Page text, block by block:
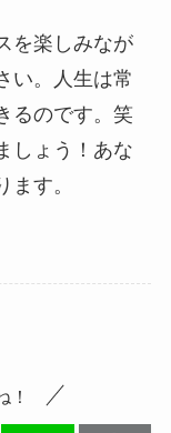
を楽しみなが
い。人生は常
るのです。笑
しょう！あな
す。
！